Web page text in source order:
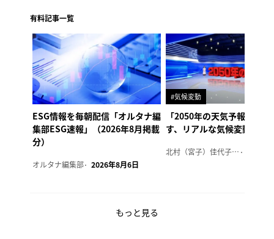
有料記事一覧
ESG情報を毎朝配信「オルタナ編
集部ESG速報」（2026年8月掲載
分）
オルタナ編集部 2026年8月6日
#気候変動
「2050年の天気予報 Ver.2
す、リアルな気候変動の影
北村（宮子）佳代子（オルタナ輪番編集長）
もっと見る